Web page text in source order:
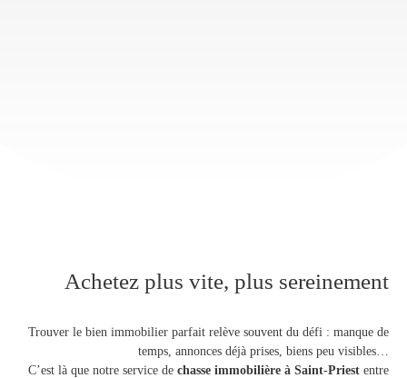
Achetez plus vite, plus sereinement
Trouver le bien immobilier parfait relève souvent du défi : manque de
temps, annonces déjà prises, biens peu visibles…
C’est là que notre service de chasse immobilière à Saint-Priest entre